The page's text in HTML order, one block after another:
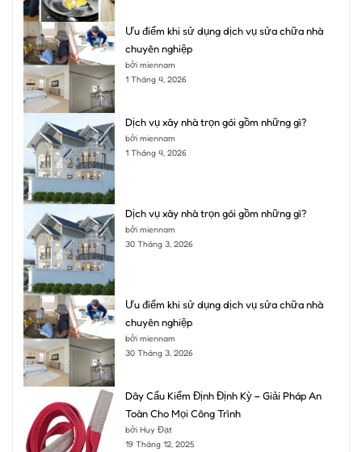
Ưu điểm khi sử dụng dịch vụ sửa chữa nhà
chuyên nghiệp
bởi miennam
1 Tháng 4, 2026
Dịch vụ xây nhà trọn gói gồm những gì?
bởi miennam
1 Tháng 4, 2026
Dịch vụ xây nhà trọn gói gồm những gì?
bởi miennam
30 Tháng 3, 2026
Ưu điểm khi sử dụng dịch vụ sửa chữa nhà
chuyên nghiệp
bởi miennam
30 Tháng 3, 2026
Dây Cẩu Kiểm Định Định Kỳ – Giải Pháp An
Toàn Cho Mọi Công Trình
bởi Huy Đạt
19 Tháng 12, 2025